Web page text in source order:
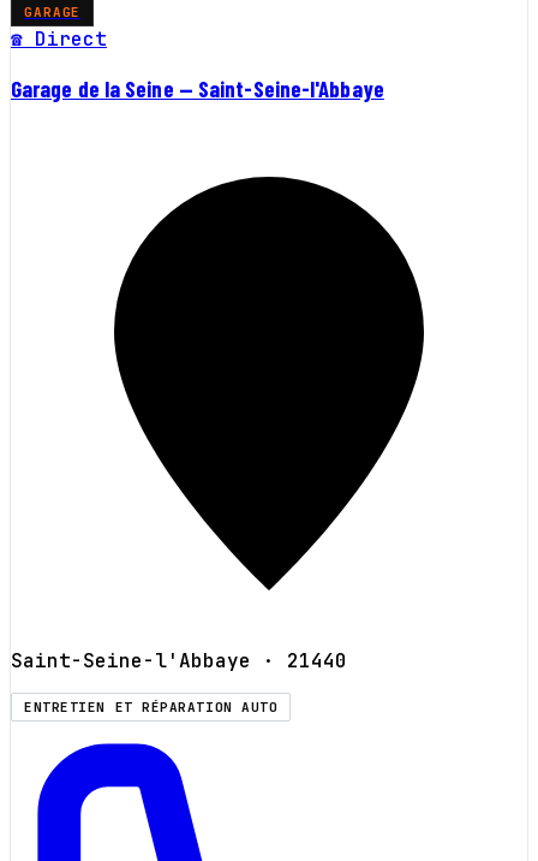
GARAGE
☎ Direct
Garage de la Seine — Saint-Seine-l'Abbaye
Saint-Seine-l'Abbaye · 21440
ENTRETIEN ET RÉPARATION AUTO